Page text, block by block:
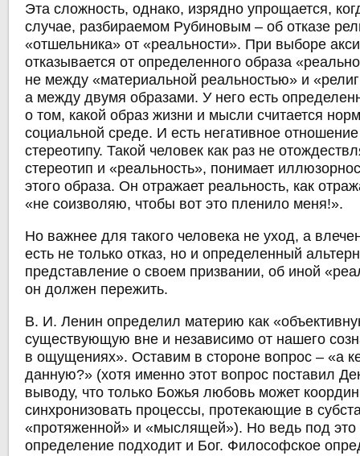
Эта сложность, однако, изрядно упрощается,
случае, разбираемом Рубиновым – об отказе
«отшельника» от «реальности». При выборе
отказывается от определенного образа
не между «материальной реальностью» и
а между двумя образами. У него есть
о том, какой образ жизни и мысли считается
социальной среде. И есть негативное
стереотипу. Такой человек как раз не
стереотип и «реальность», понимает
этого образа. Он отражает реальность, как
«не соизволяю, чтобы вот это пленило меня!».
Но важнее для такого человека не уход, а
есть не только отказ, но и определенный
представление о своем призвании, об иной
он должен пережить.
В. И. Ленин определил материю как
существующую вне и независимо от нашего
в ощущениях». Оставим в стороне вопрос – «а
данную?» (хотя именно этот вопрос поставил
выводу, что только Божья любовь может
синхронизовать процессы, протекающие в
«протяженной» и «мыслящей»). Но ведь под это
определение подходит и Бог. Философское